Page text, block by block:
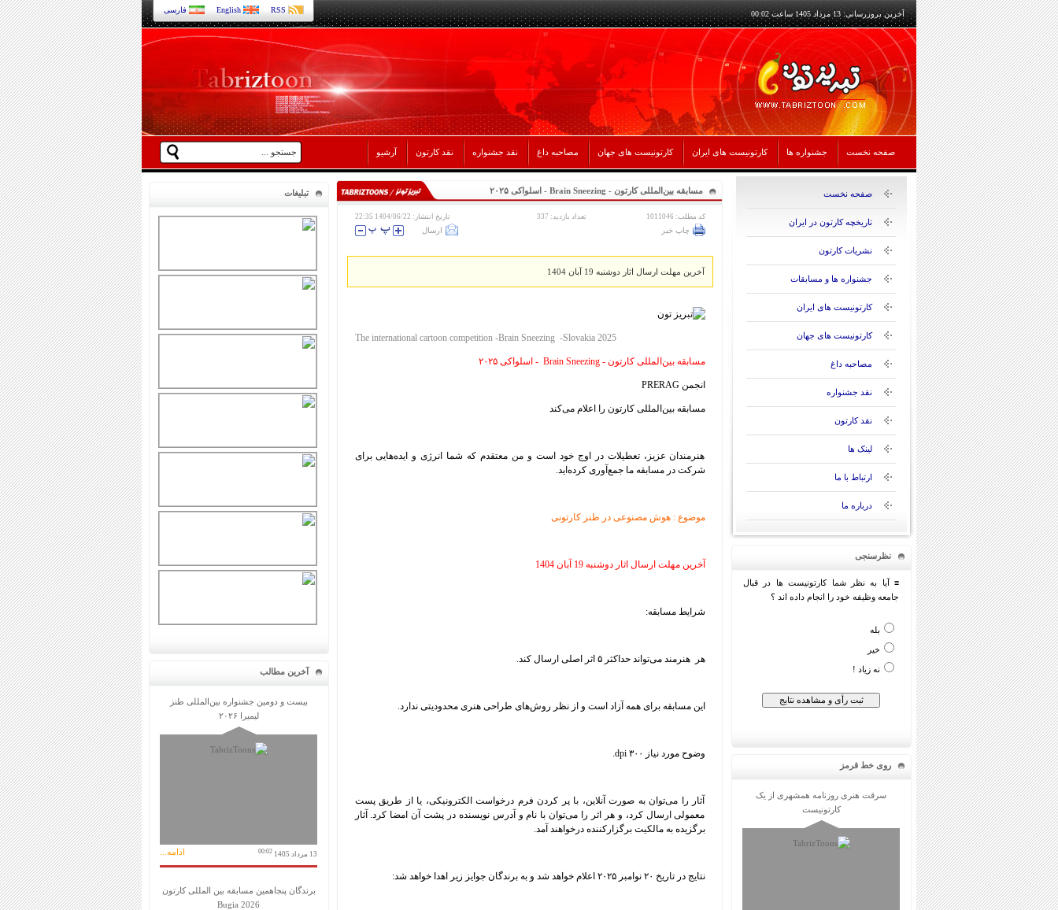
English RSS فارسی آخرین بروزرسانی: 13 مرداد 1405 ساعت 00:02
صفحه نخست جشنواره ها کارتونیست های ایران کارتونیست های جهان مصاحبه داغ نقد جشنواره نقد کارتون آرشیو
صفحه نخست
تاریخچه کارتون در ایران
نشریات کارتون
جشنواره ها و مسابقات
کارتونیست های ایران
کارتونیست های جهان
مصاحبه داغ
نقد جشنواره
نقد کارتون
لینک ها
ارتباط با ما
درباره ما
نظرسنجی
≡ آیا به نظر شما کارتونیست ها در قبال
جامعه وظیفه خود را انجام داده اند ؟
بله
خیر
نه زیاد !
روی خط قرمز
سرقت هنری روزنامه همشهری از یک
کارتونیست
مسابقه بین‌المللی کارتون - Brain Sneezing - اسلواکی ۲۰۲۵
کد مطلب: 1011046 تعداد بازدید: 337 تاریخ انتشار: 1404/06/22 22:35
چاپ خبر ارسال
آخرین مهلت ارسال اثار دوشنبه 19 آبان 1404
The international cartoon competition -Brain Sneezing -Slovakia 2025
مسابقه بین‌المللی کارتون - Brain Sneezing - اسلواکی ۲۰۲۵
انجمن PRERAG
مسابقه بین‌المللی کارتون را اعلام می‌کند
هنرمندان عزیز، تعطیلات در اوج خود است و من معتقدم که شما انرژی و ایده‌هایی برای
شرکت در مسابقه ما جمع‌آوری کرده‌اید.
موضوع : هوش مصنوعی در طنز کارتونی
آخرین مهلت ارسال اثار دوشنبه 19 آبان 1404
شرایط مسابقه:
هر هنرمند می‌تواند حداکثر ۵ اثر اصلی ارسال کند.
این مسابقه برای همه آزاد است و از نظر روش‌های طراحی هنری محدودیتی ندارد.
وضوح مورد نیاز ۳۰۰ dpi.
آثار را می‌توان به صورت آنلاین، با پر کردن فرم درخواست الکترونیکی، یا از طریق پست
معمولی ارسال کرد، و هر اثر را می‌توان با نام و آدرس نویسنده در پشت آن امضا کرد. آثار
برگزیده به مالکیت برگزارکننده درخواهند آمد.
نتایج در تاریخ ۲۰ نوامبر ۲۰۲۵ اعلام خواهد شد و به برندگان جوایز زیر اهدا خواهد شد:
تبلیغات
آخرین مطالب
بیست و دومین جشنواره بین‌المللی طنز
لیمیرا ۲۰۲۶
13 مرداد 1405 00:02 ادامه...
برندگان پنجاهمین مسابقه بین المللی کارتون
Bugia 2026